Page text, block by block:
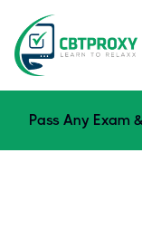
Pass Any Exam